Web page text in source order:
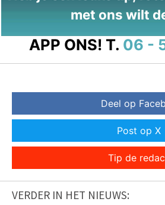
met ons wilt
APP ONS! T. 06 -
Deel op
Post op X
Tip de
VERDER IN HET NIEUWS: